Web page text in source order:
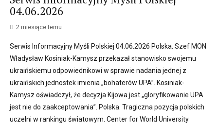
04.06.2026
2 miesiące temu
Serwis Informacyjny Myśli Polskiej 04.06.2026 Polska. Szef MON
Władysław Kosiniak-Kamysz przekazał stanowisko swojemu
ukraińskiemu odpowiednikowi w sprawie nadania jednej z
ukraińskich jednostek imienia „bohaterów UPA”. Kosiniak-
Kamysz oświadczył, że decyzja Kijowa jest „gloryfikowanie UPA
jest nie do zaakceptowania”. Polska. Tragiczna pozycja polskich
uczelni w rankingu światowym. Center for World University